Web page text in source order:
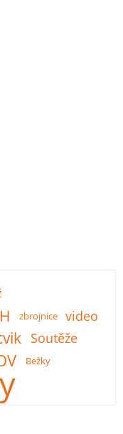
zbrojnice video
Soutěže
Bežky